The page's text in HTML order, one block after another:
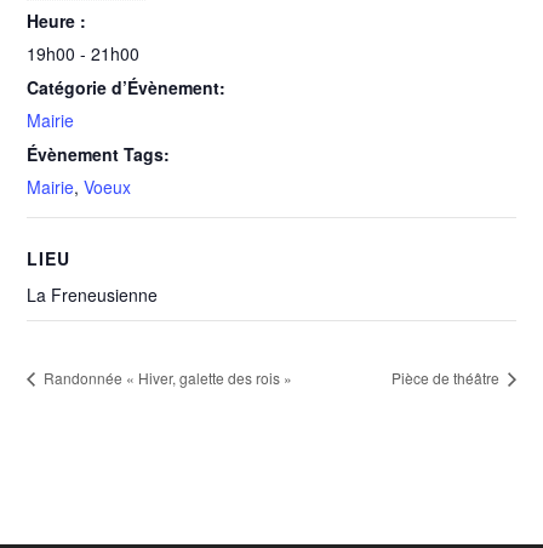
Heure :
19h00 - 21h00
Catégorie d’Évènement:
Mairie
Évènement Tags:
Mairie,Voeux
LIEU
La Freneusienne
Randonnée « Hiver, galette des rois » Pièce de théâtre